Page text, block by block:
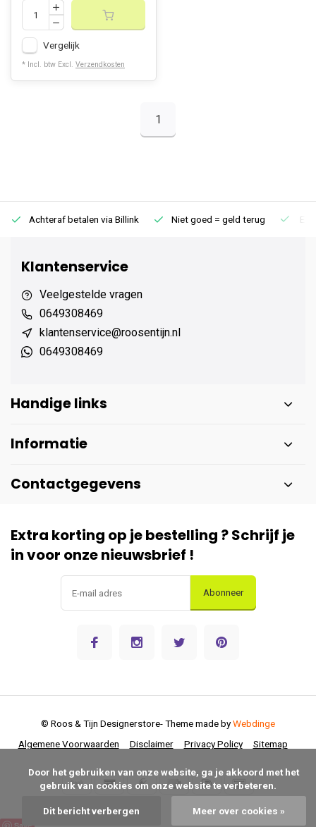
Vergelijk
* Incl. btw Excl. Verzendkosten
1
Achteraf betalen via Billink Niet goed = geld terug
Klantenservice
Veelgestelde vragen
0649308469
klantenservice@roosentijn.nl
0649308469
Handige links
Informatie
Contactgegevens
Extra korting op je bestelling ? Schrijf je
in voor onze nieuwsbrief !
Abonneer
Algemene Voorwaarden Disclaimer Privacy Policy Sitemap
© Roos & Tijn Designerstore- Theme made byWebdinge
gebruik van cookies om onze website te verbeteren.
Dit bericht verbergen Meer over cookies »